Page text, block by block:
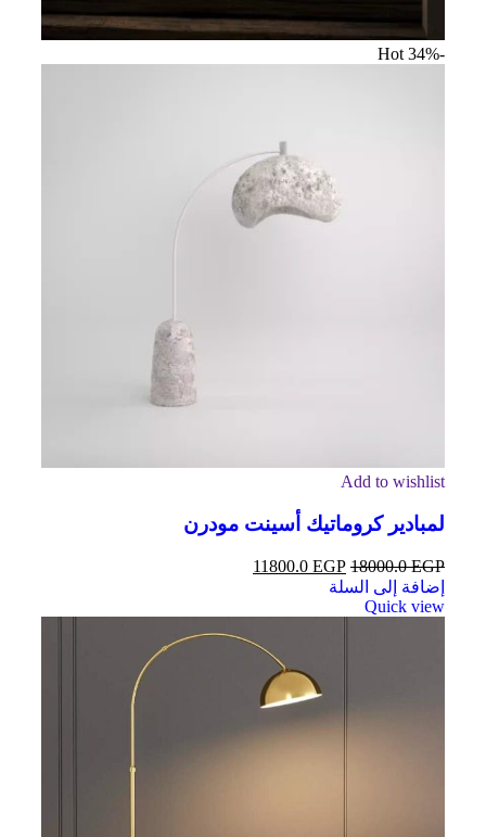
-34%
Hot
Add to wishlist
لمبادير كروماتيك أسينت مودرن
18000.0EGP
11800.0 EGP
إضافة إلى السلة
Quick view